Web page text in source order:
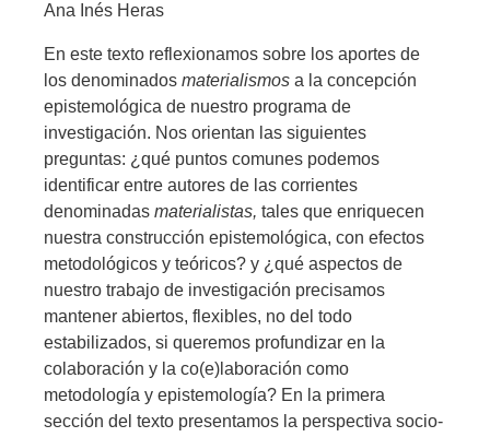
Ana Inés Heras
En este texto reflexionamos sobre los aportes de
los denominados materialismos a la concepción
epistemológica de nuestro programa de
investigación. Nos orientan las siguientes
preguntas: ¿qué puntos comunes podemos
identificar entre autores de las corrientes
denominadas materialistas, tales que enriquecen
nuestra construcción epistemológica, con efectos
metodológicos y teóricos? y ¿qué aspectos de
nuestro trabajo de investigación precisamos
mantener abiertos, flexibles, no del todo
estabilizados, si queremos profundizar en la
colaboración y la co(e)laboración como
metodología y epistemología? En la primera
sección del texto presentamos la perspectiva socio-